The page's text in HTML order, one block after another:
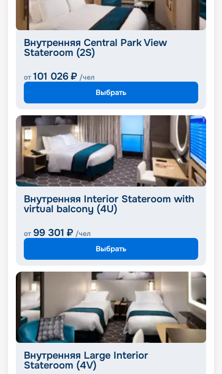
Внутренняя Central Park View
Stateroom (2S)
от 101 026 ₽ /чел
Выбрать
Внутренняя Interior Stateroom with
virtual balcony (4U)
от 99 301 ₽ /чел
Выбрать
Внутренняя Large Interior
Stateroom (4V)